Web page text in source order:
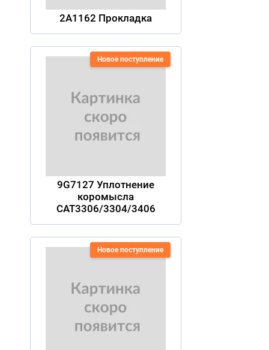
2A1162 Прокладка
Новое поступление
9G7127 Уплотнение
коромысла
CAT3306/3304/3406
Новое поступление